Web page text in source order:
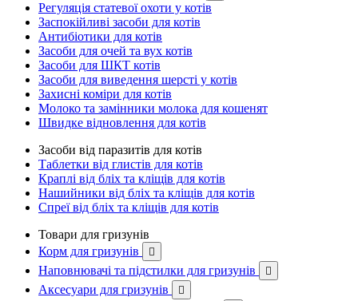
Регуляція статевої охоти у котів
Заспокійливі засоби для котів
Антибіотики для котів
Засоби для очей та вух котів
Засоби для ШКТ котів
Засоби для виведення шерсті у котів
Захисні коміри для котів
Молоко та замінники молока для кошенят
Швидке відновлення для котів
Засоби від паразитів для котів
Таблетки від глистів для котів
Краплі від бліх та кліщів для котів
Нашийники від бліх та кліщів для котів
Спреї від бліх та кліщів для котів
Товари для гризунів
Корм для гризунів

Наповнювачі та підстилки для гризунів 
Аксесуари для гризунів 